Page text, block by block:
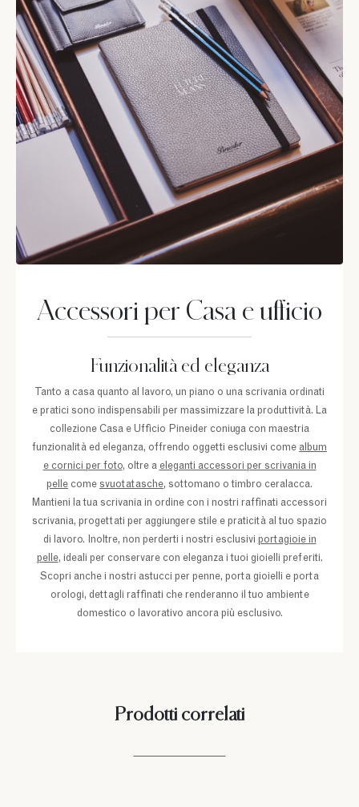
Accessori per Casa e ufficio
Funzionalità ed eleganza
Tanto a casa quanto al lavoro, un piano o una scrivania ordinati
e pratici sono indispensabili per massimizzare la produttività. La
collezione Casa e Ufficio Pineider coniuga con maestria
funzionalità ed eleganza, offrendo oggetti esclusivi come album
e cornici per foto, oltre a eleganti accessori per scrivania in
pelle come svuotatasche, sottomano o timbro ceralacca.
Mantieni la tua scrivania in ordine con i nostri raffinati accessori
scrivania, progettati per aggiungere stile e praticità al tuo spazio
di lavoro. Inoltre, non perderti i nostri esclusivi portagioie in
pelle, ideali per conservare con eleganza i tuoi gioielli preferiti.
Scopri anche i nostri astucci per penne, porta gioielli e porta
orologi, dettagli raffinati che renderanno il tuo ambiente
domestico o lavorativo ancora più esclusivo.
Prodotti correlati